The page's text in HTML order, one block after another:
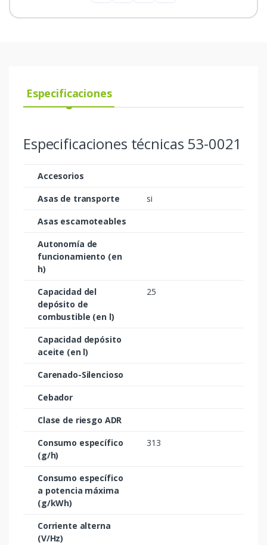
Especificaciones
Especificaciones técnicas 53-0021
Accesorios
Asas de transporte
si
Asas escamoteables
Autonomía de
funcionamiento (en
h)
Capacidad del
depósito de
combustible (en l)
25
Capacidad depósito
aceite (en l)
Carenado-Silencioso
Cebador
Clase de riesgo ADR
Consumo específico
(g/h)
313
Consumo específico
a potencia máxima
(g/kWh)
Corriente alterna
(V/Hz)